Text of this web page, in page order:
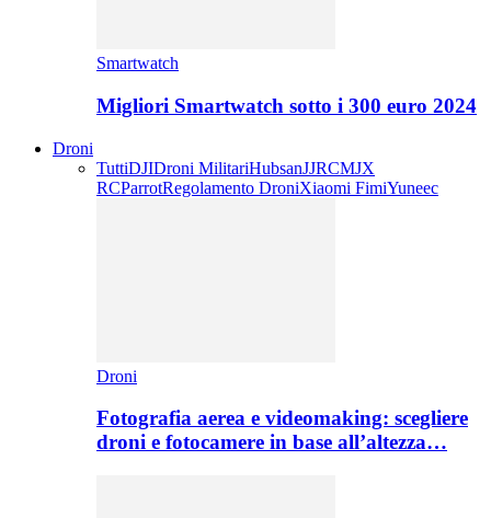
Smartwatch
Migliori Smartwatch sotto i 300 euro 2024
Droni
TuttiDJIDroni MilitariHubsanJJRCMJX
RCParrotRegolamento DroniXiaomi FimiYuneec
Droni
Fotografia aerea e videomaking: scegliere
droni e fotocamere in base all’altezza…